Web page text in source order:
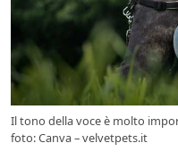
Il tono della voce è molto
foto: Canva – velvetpets.it